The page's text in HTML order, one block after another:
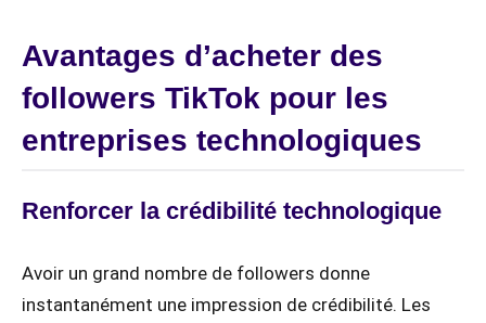
Avantages d’acheter des
followers TikTok pour les
entreprises technologiques
Renforcer la crédibilité technologique
Avoir un grand nombre de followers donne
instantanément une impression de crédibilité. Les